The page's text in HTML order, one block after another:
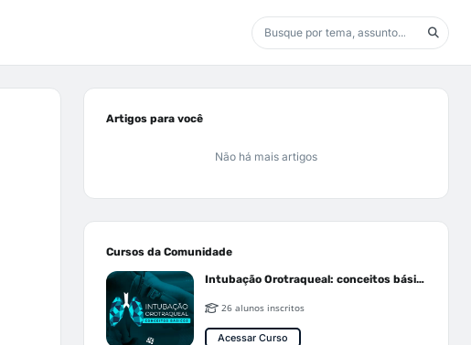
Artigos para você
Não há mais artigos
Cursos da Comunidade
Intubação Orotraqueal: conceitos básicos
26 alunos inscritos
Acessar Curso